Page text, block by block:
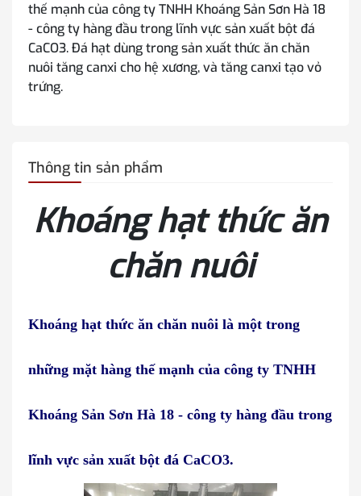
thế mạnh của công ty TNHH Khoáng Sản Sơn Hà 18
- công ty hàng đầu trong lĩnh vực sản xuất bột đá
CaCO3. Đá hạt dùng trong sản xuất thức ăn chăn
nuôi tăng canxi cho hệ xương, và tăng canxi tạo vỏ
trứng.
Thông tin sản phẩm
Khoáng hạt thức ăn
chăn nuôi
Khoáng hạt thức ăn chăn nuôi là một trong
những mặt hàng thế mạnh của công ty TNHH
Khoáng Sản Sơn Hà 18 - công ty hàng đầu trong
lĩnh vực sản xuất bột đá CaCO3.